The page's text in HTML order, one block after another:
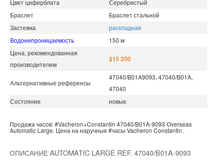
Цвет циферблата
Серебристый
Браслет
Браслет стальной
Застежка
раскладная
Водонепроницаемость
150 м
Цена, рекомендованная
производителем
$15 200
Альтернативные референсы
47040/B01A9093, 47040/B01A,
47040
Состояние
новые
Продажа часов:#Vacheron+Constantin 47040/B01A-9093 Overseas
Automatic Large. Цена на наручные #часы Vacheron Constantin.
ОПИСАНИЕ AUTOMATIC LARGE REF. 47040/B01A-9093